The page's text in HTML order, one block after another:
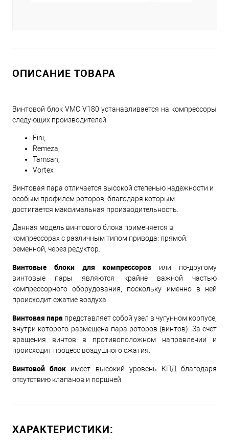
ОПИСАНИЕ ТОВАРА
Винтовой блок VMC V180 устанавливается на компрессоры
следующих производителей:
Fini,
Remeza,
Tamsan,
Vortex
Винтовая пара отличается высокой степенью надежности и
особым профилем роторов, благодаря которым
достигается максимальная производительность.
Данная модель винтового блока применяется в
компрессорах с различным типом привода: прямой.
ременной, через редуктор.
Винтовые блоки для компрессоров или по-другому
винтовые пары являются крайне важной частью
компрессорного оборудования, поскольку именно в ней
происходит сжатие воздуха.
Винтовая пара представляет собой узел в чугунном корпусе,
внутри которого размещена пара роторов (винтов). За счет
вращения винтов в противоположном направлении и
происходит процесс воздушного сжатия.
Винтовой блок имеет высокий уровень КПД благодаря
отсутствию клапанов и поршней.
ХАРАКТЕРИСТИКИ: